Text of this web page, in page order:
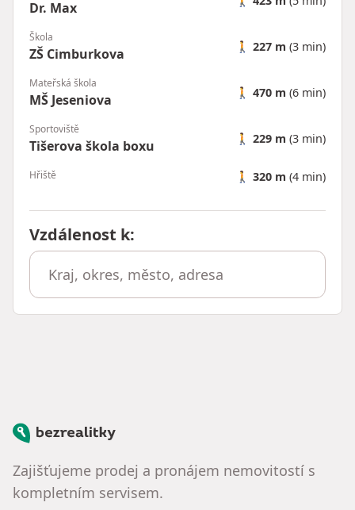
Dr. Max
Škola
ZŠ Cimburkova 🚶 227 m (3 min)
Mateřská škola
MŠ Jeseniova 🚶 470 m (6 min)
Sportoviště
Tišerova škola boxu 🚶 229 m (3 min)
Hřiště 🚶 320 m (4 min)
Vzdálenost k:
Bezrealitky
Zajišťujeme prodej a pronájem nemovitostí s
kompletním servisem.